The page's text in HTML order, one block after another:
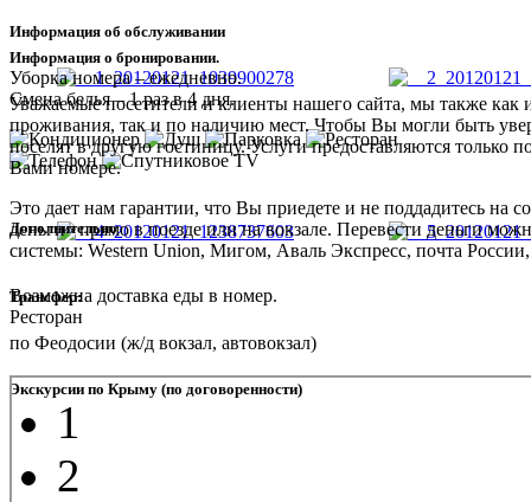
Информация об обслуживании
Уборка номера – ежедневно.
Смена белья – 1 раз в 4 дня.
Дополнительно
Возможна доставка еды в номер.
Ресторан
Информация о бронировании.
Уважаемые посетители и клиенты нашего сайта, мы также
проживания, так и по наличию мест. Чтобы Вы могли быть
поселят в другую гостиницу. Услуги предоставляются
Вами номере.
Это дает нам гарантии, что Вы приедете и не поддадитесь
деньги» прямо в поезде или на вокзале. Перевести деньги
системы: Western Union, Мигом, Аваль Экспресс, почта
Трансфер:
по Феодосии (ж/д вокзал, автовокзал)
Экскурсии по Крыму (по договоренности)
1
2